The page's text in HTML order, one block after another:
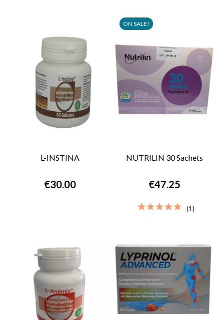
L-INSTINA
€30.00
NUTRILIN 30 Sachets
€47.25
ON SALE!
(1)